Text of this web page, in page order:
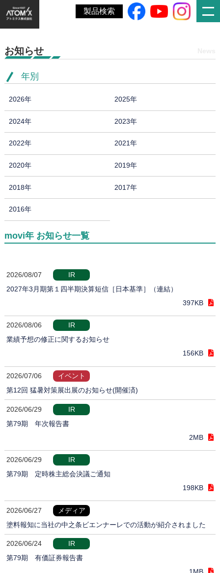
製品検索
ホーム» ウマールチューブカラー
お知らせ
年別
2026年 2025年
2024年 2023年
2022年 2021年
2020年 2019年
2018年 2017年
2016年
movi年 お知らせ一覧
2026/08/07
IR
2027年3月期第１四半期決算短信［日本基準］（連結）
397KB
2026/08/06
IR
業績予想の修正に関するお知らせ
156KB
2026/07/06
イベント
第12回 猛暑対策展出展のお知らせ(開催済)
2026/06/29
IR
第79期 年次報告書
2MB
2026/06/29
IR
第79期 定時株主総会決議ご通知
198KB
2026/06/27
メディア
塗料報知に当社の中之条ビエンナーレでの活動が紹介されました
2026/06/24
IR
第79期 有価証券報告書